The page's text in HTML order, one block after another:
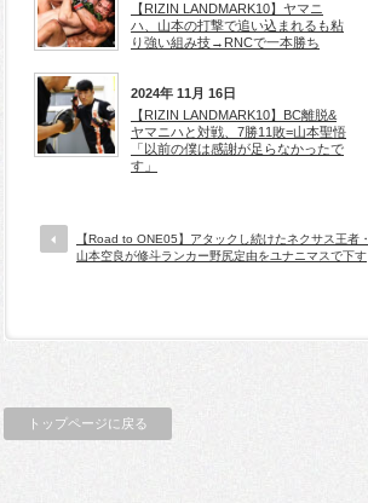
【RIZIN LANDMARK10】ヤマニ
ハ、山本の打撃で追い込まれるも粘
り強い組み技→RNCで一本勝ち
2024年 11月 16日
【RIZIN LANDMARK10】BC離脱&
ヤマニハと対戦、7勝11敗=山本聖悟
「以前の僕は感謝が足らなかったで
す」
【Road to ONE05】アタックし続けたネクサス王者・
山本空良が修斗ランカー野尻定由をユナニマスで下す
トップページに戻る